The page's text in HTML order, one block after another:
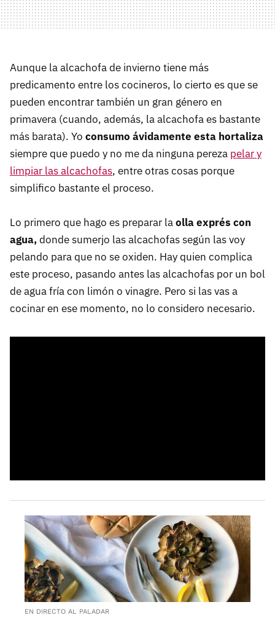
Aunque la alcachofa de invierno tiene más
predicamento entre los cocineros, lo cierto es que se
pueden encontrar también un gran género en
primavera (cuando, además, la alcachofa es bastante
más barata). Yo consumo ávidamente esta hortaliza
siempre que puedo y no me da ninguna pereza pelar y
limpiar las alcachofas, entre otras cosas porque
simplifico bastante el proceso.
Lo primero que hago es preparar laolla exprés con
agua,donde sumerjo las alcachofas según las voy
pelando para que no se oxiden. Hay quien complica
este proceso, pasando antes las alcachofas por un bol
de agua fría con limón o vinagre. Pero si las vas a
cocinar en ese momento, no lo considero necesario.
EN DIRECTO AL PALADAR